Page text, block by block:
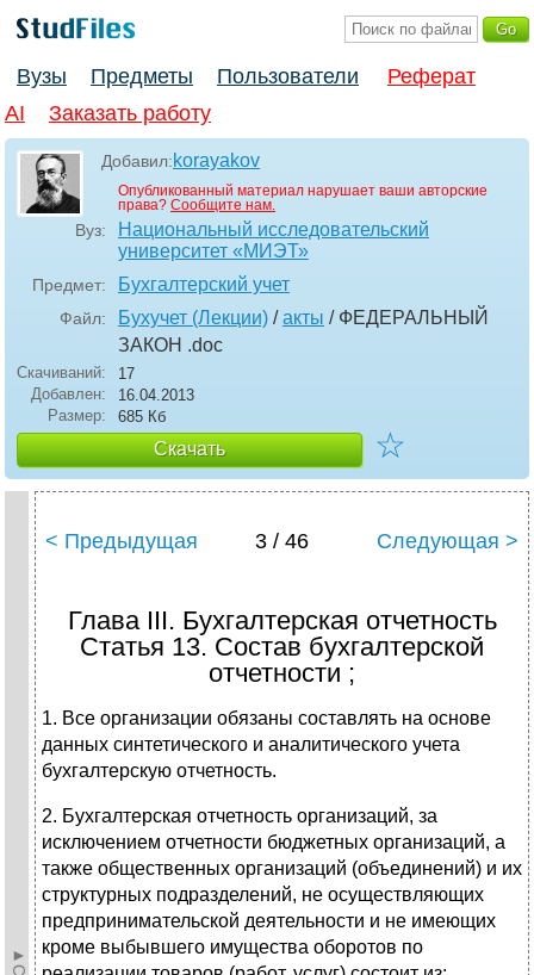
Вузы Предметы Пользователи
Реферат
AI
Заказать работу
Добавил:korayakov
Опубликованный материал нарушает ваши авторские
права? Сообщите нам.
Вуз:
Национальный исследовательский
университет «МИЭТ»
Предмет: Бухгалтерский учет
Файл: Бухучет (Лекции) /акты / ФЕДЕРАЛЬНЫЙ
ЗАКОН .doc
Скачиваний:
17
Добавлен:
16.04.2013
Размер:
685 Кб
Скачать ☆
< Предыдущая 3 / 46 Следующая >
Глава III. Бухгалтерская отчетность
Статья 13. Состав бухгалтерской
отчетности ;
1. Все организации обязаны составлять на основе
данных синтетического и аналитического учета
бухгалтерскую отчетность.
2. Бухгалтерская отчетность организаций, за
исключением отчетности бюд­жетных организаций, а
также общественных организаций (объединений) и их
структурных подразделений, не осуществляющих
предпринимательской деятель­ности и не имеющих
кроме выбывшего имущества оборотов по